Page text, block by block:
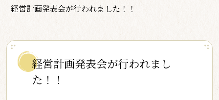
経営計画発表会が行われました！！
経営計画発表会が行われまし
た！！